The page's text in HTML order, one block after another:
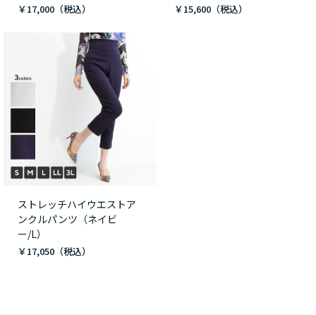
￥17,000 ￥15,600
ストレッチハイウエストア
ンクルパンツ（ネイビ
ー/L）
￥17,050